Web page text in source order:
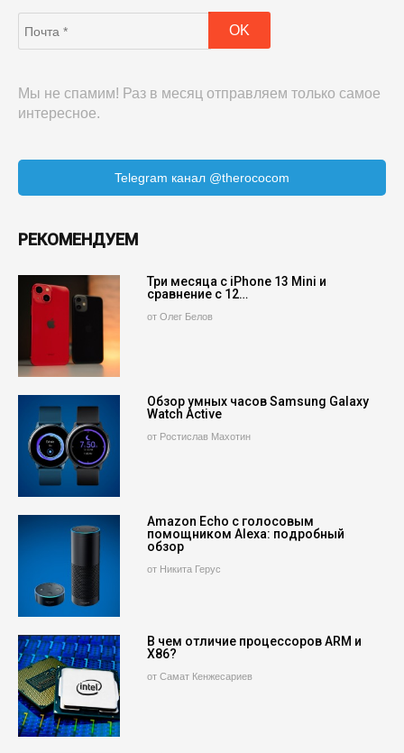
Мы не спамим! Раз в месяц отправляем только самое
интересное.
Telegram канал @therococom
РЕКОМЕНДУЕМ
Три месяца с iPhone 13 Mini и
сравнение с 12…
от Олег Белов
Обзор умных часов Samsung Galaxy
Watch Active
от Ростислав Махотин
Amazon Echo с голосовым
помощником Alexa: подробный
обзор
от Никита Герус
В чем отличие процессоров ARM и
X86?
от Самат Кенжесариев